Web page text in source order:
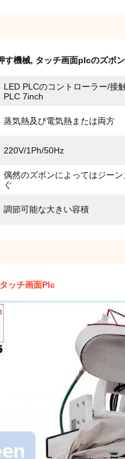
す機械, タッチ画面plcのズボ
LED PLCのコントローラー/接
PLC 7inch
蒸気熱及び電気熱または両方
220V/1Ph/50Hz
偶然のズボンによってはジー
ぐ
調節可能な大きい容積
ッチ画面Plc